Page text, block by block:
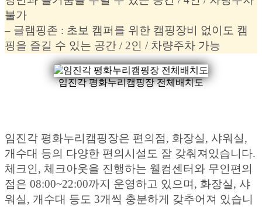
불가
– 글램핑존 : 초보 캠퍼를 위한 캠핑장비 없이도 캠
핑을 즐길 수 있는 공간 / 2인 / 차량주차 가능
임진각 평화누리캠핑장 전체배치도
임진각 평화누리캠핑장은 편의점, 화장실, 샤워실,
개수대 등의 다양한 편의시설도 잘 갖춰져있습니다.
체크인, 체크아웃을 진행하는 웰컴센터와 무인편의
점은 08:00~22:00까지 운영하고 있으며, 화장실, 샤
워실, 개수대 등도 3개씩 충분하게 갖추어져 있습니